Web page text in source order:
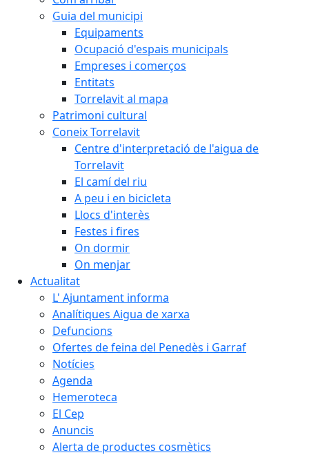
Guia del municipi
Equipaments
Ocupació d'espais municipals
Empreses i comerços
Entitats
Torrelavit al mapa
Patrimoni cultural
Coneix Torrelavit
Centre d'interpretació de l'aigua de
Torrelavit
El camí del riu
A peu i en bicicleta
Llocs d'interès
Festes i fires
On dormir
On menjar
Actualitat
L' Ajuntament informa
Analítiques Aigua de xarxa
Defuncions
Ofertes de feina del Penedès i Garraf
Notícies
Agenda
Hemeroteca
El Cep
Anuncis
Alerta de productes cosmètics